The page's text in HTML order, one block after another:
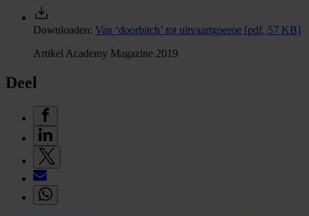
Downloaden: Van ‘doorbitch’ tot uitvaartgoeroe [pdf, 57 KB]
Artikel Academy Magazine 2019
Deel